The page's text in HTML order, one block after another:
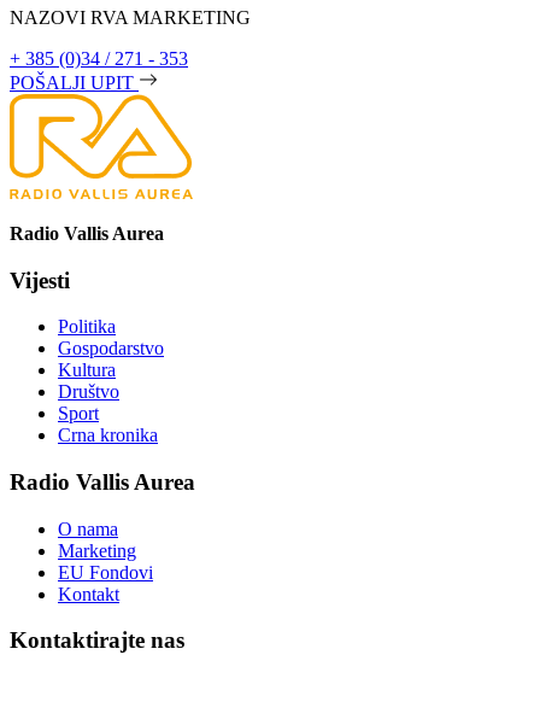
NAZOVI RVA MARKETING
+ 385 (0)34 / 271 - 353
POŠALJI UPIT
Radio Vallis Aurea
Vijesti
Politika
Gospodarstvo
Kultura
Društvo
Sport
Crna kronika
Radio Vallis Aurea
O nama
Marketing
EU Fondovi
Kontakt
Kontaktirajte nas